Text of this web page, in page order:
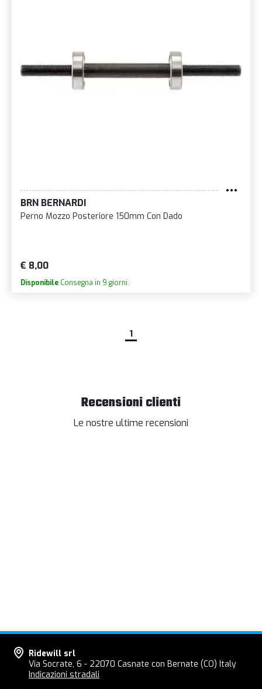
BRN BERNARDI
Perno Mozzo Posteriore 150mm Con Dado
€ 8,00
Disponibile Consegna in 9 giorni.
1
Recensioni clienti
Le nostre ultime recensioni
Ridewill srl
Via Socrate, 6 - 22070 Casnate con Bernate (CO) Italy
Indicazioni stradali